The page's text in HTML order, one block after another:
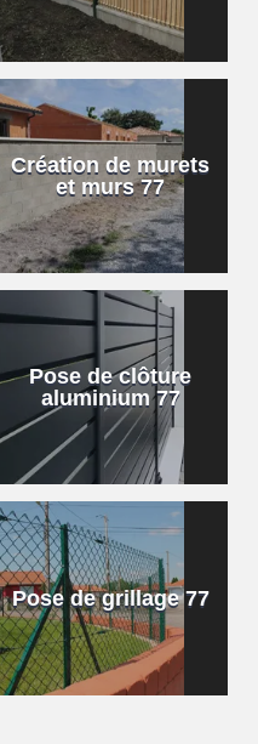
Création de murets
et murs 77
Pose de clôture
aluminium 77
Pose de grillage 77